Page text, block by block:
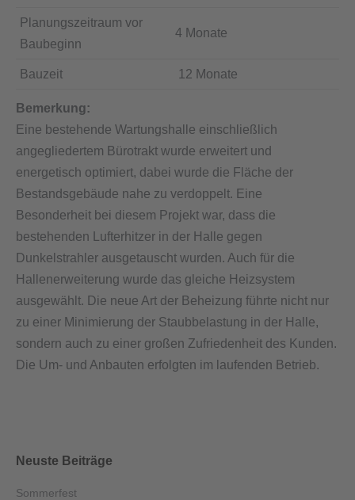
Planungszeitraum vor
Baubeginn
4 Monate
Bauzeit 12 Monate
Bemerkung:
Eine bestehende Wartungshalle einschließlich
angegliedertem Bürotrakt wurde erweitert und
energetisch optimiert, dabei wurde die Fläche der
Bestandsgebäude nahe zu verdoppelt. Eine
Besonderheit bei diesem Projekt war, dass die
bestehenden Lufterhitzer in der Halle gegen
Dunkelstrahler ausgetauscht wurden. Auch für die
Hallenerweiterung wurde das gleiche Heizsystem
ausgewählt. Die neue Art der Beheizung führte nicht nur
zu einer Minimierung der Staubbelastung in der Halle,
sondern auch zu einer großen Zufriedenheit des Kunden.
Die Um- und Anbauten erfolgten im laufenden Betrieb.
Neuste Beiträge
Sommerfest